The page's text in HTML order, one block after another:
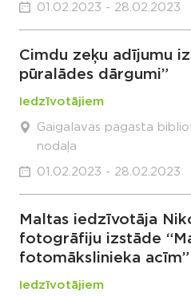
01.02.2023 - 28.02.2023
Cimdu zeķu adījumu
pūralādes dārgumi”
Iedzīvotājiem
Gaigalavas pagasta
nodaļa
01.02.2023 - 28.02.2023
Maltas iedzīvotāja
fotogrāfiju izstāde
fotomākslinieka acīm”
Iedzīvotājiem